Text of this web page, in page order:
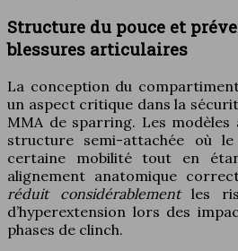
Structure du pouce et
blessures articulaires
La conception du
un aspect critique dans la
MMA de sparring. Les
structure semi-attachée où
certaine mobilité tout en
alignement anatomique
réduit considérablementles
d’hyperextension lors des
phases de clinch.